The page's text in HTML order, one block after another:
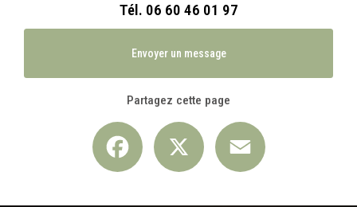
Tél. 06 60 46 01 97
Envoyer un message
Partagez cette page
Facebook